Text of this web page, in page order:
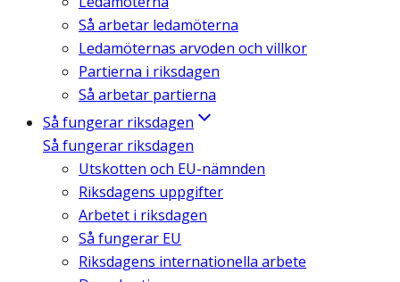
Så arbetar ledamöterna
Ledamöternas arvoden och villkor
Partierna i riksdagen
Så arbetar partierna
Så fungerar riksdagen
Så fungerar riksdagen
Utskotten och EU-nämnden
Riksdagens uppgifter
Arbetet i riksdagen
Så fungerar EU
Riksdagens internationella arbete